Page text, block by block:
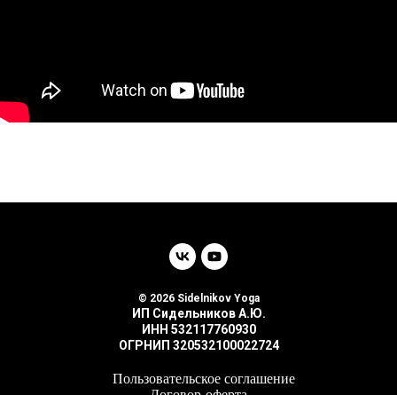
© 2026 Sidelnikov Yoga
ИП Сидельников А.Ю.
ИНН 532117760930
ОГРНИП 320532100022724
Пользовательское соглашение